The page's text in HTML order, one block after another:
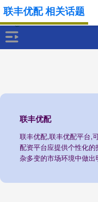
联丰优配
联丰优配,联丰优配平台,
配资平台应提供个性化
杂多变的市场环境中做出
联丰优配 相关话题